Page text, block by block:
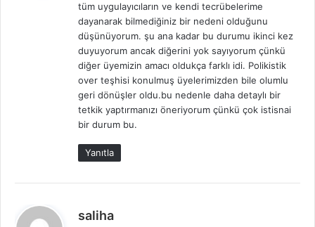
i
k
i
tüm uygulayıcıların ve kendi tecrübelerime
dayanarak bilmediğiniz bir nedeni olduğunu
düşünüyorum. şu ana kadar bu durumu ikinci kez
duyuyorum ancak diğerini yok sayıyorum çünkü
diğer üyemizin amacı oldukça farklı idi. Polikistik
over teşhisi konulmuş üyelerimizden bile olumlu
geri dönüşler oldu.bu nedenle daha detaylı bir
tetkik yaptırmanızı öneriyorum çünkü çok istisnai
bir durum bu.
Yanıtla
saliha